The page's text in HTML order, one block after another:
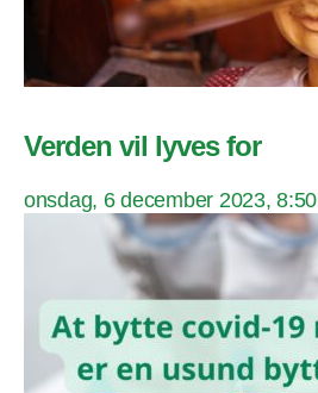
Verden vil lyves for
onsdag, 6 december 2023, 8:50